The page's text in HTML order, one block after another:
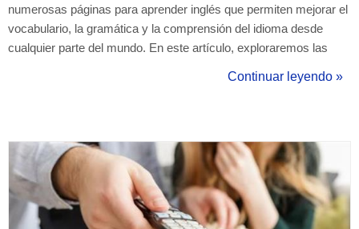
numerosas páginas para aprender inglés que permiten mejorar el
vocabulario, la gramática y la comprensión del idioma desde
cualquier parte del mundo. En este artículo, exploraremos las
mejor se adapte a tu estilo de aprendizaje. ¿Por qué ap...
Continuar leyendo »